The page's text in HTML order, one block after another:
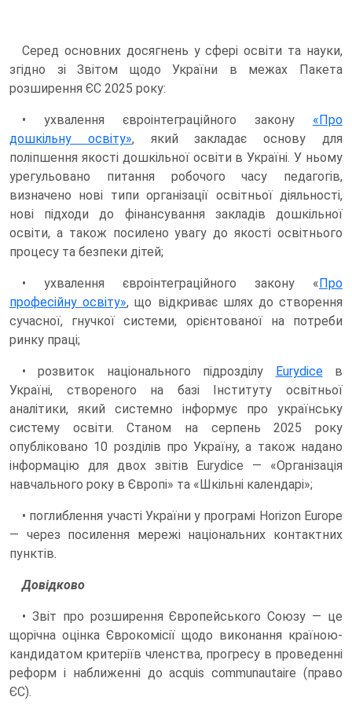
Серед основних досягнень у сфері освіти та науки,
згідно зі Звітом щодо України в межах Пакета
розширення ЄС 2025 року:
• ухвалення євроінтеграційного закону «Про
дошкільну освіту», який закладає основу для
поліпшення якості дошкільної освіти в Україні. У ньому
урегульовано питання робочого часу педагогів,
визначено нові типи організації освітньої діяльності,
нові підходи до фінансування закладів дошкільної
освіти, а також посилено увагу до якості освітнього
процесу та безпеки дітей;
• ухвалення євроінтеграційного закону «Про
професійну освіту», що відкриває шлях до створення
сучасної, гнучкої системи, орієнтованої на потреби
ринку праці;
• розвиток національного підрозділу Eurydiceв
Україні, створеного на базі Інституту освітньої
аналітики, який системно інформує про українську
систему освіти. Станом на серпень 2025 року
опубліковано 10 розділів про Україну, а також надано
інформацію для двох звітів Eurydice — «Організація
навчального року в Європі» та «Шкільні календарі»;
• поглиблення участі України у програмі Horizon Europe
— через посилення мережі національних контактних
пунктів.
Довідково
• Звіт про розширення Європейського Союзу — це
щорічна оцінка Єврокомісії щодо виконання країною-
кандидатом критеріїв членства, прогресу в проведенні
реформ і наближенні до acquis communautaire (право
ЄС).